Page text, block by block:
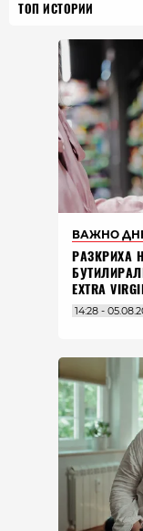
ТОП ИСТОРИИ
ВАЖНО
РАЗКРИХА
EXTRA
14:28 -